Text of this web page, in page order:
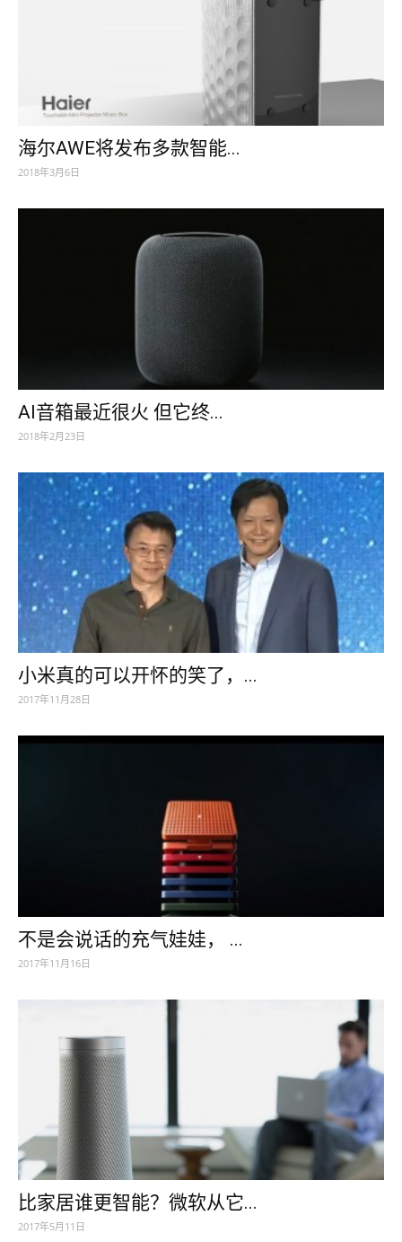
海尔AWE将发布多款智能...
2018年3月6日
AI音箱最近很火 但它终...
2018年2月23日
小米真的可以开怀的笑了，...
2017年11月28日
不是会说话的充气娃娃， ...
2017年11月16日
比家居谁更智能？微软从它...
2017年5月11日